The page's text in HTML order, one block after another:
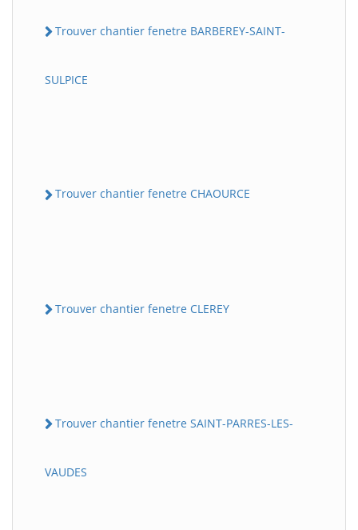
Trouver chantier fenetre BARBEREY-SAINT-
SULPICE
Trouver chantier fenetre CHAOURCE
Trouver chantier fenetre CLEREY
Trouver chantier fenetre SAINT-PARRES-LES-
VAUDES